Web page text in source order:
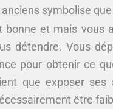
symbolise
bonne et mais vous
détendre. Vous
pour obtenir ce
que exposer ses
être